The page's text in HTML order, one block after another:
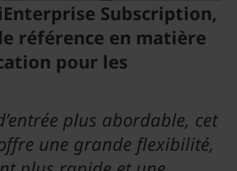
Subscription,
référence en matière
pour les
plus abordable, cet
une grande flexibilité,